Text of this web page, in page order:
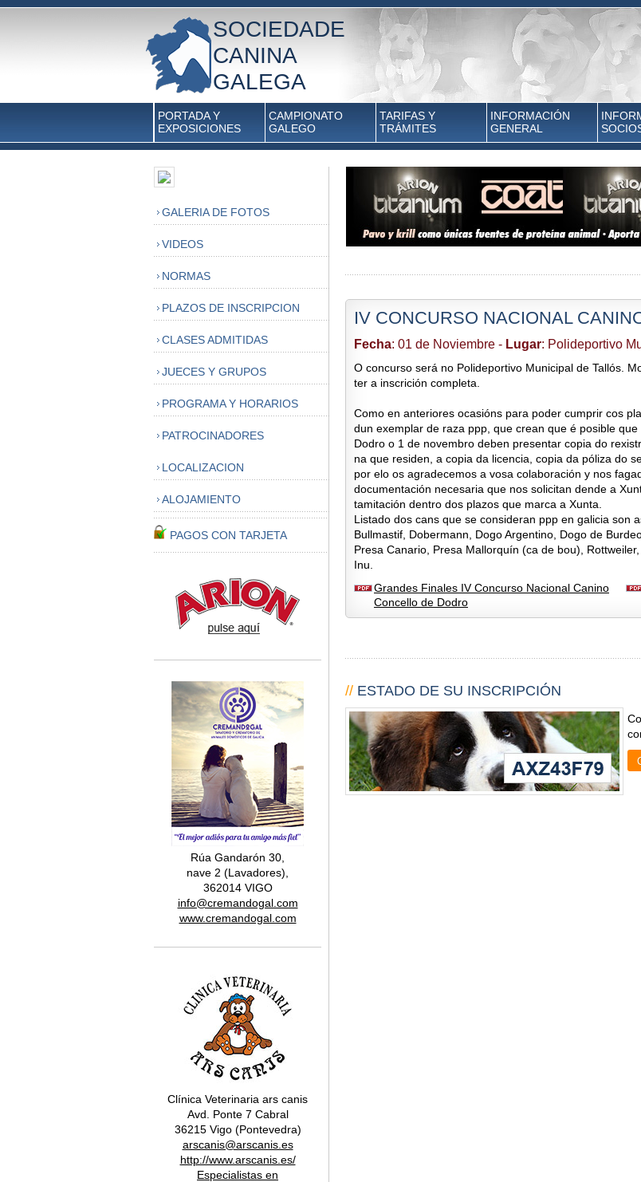
SOCIEDADE
CANINA
GALEGA
PORTADA Y
EXPOSICIONES
CAMPIONATO
GALEGO
TARIFAS Y
TRÁMITES
INFORMACIÓN
GENERAL
GALERIA DE FOTOS
VIDEOS
NORMAS
PLAZOS DE INSCRIPCION
CLASES ADMITIDAS
JUECES Y GRUPOS
PROGRAMA Y HORARIOS
PATROCINADORES
LOCALIZACION
ALOJAMIENTO
PAGOS CON TARJETA
Rúa Gandarón 30,
nave 2 (Lavadores),
362014 VIGO
info@cremandogal.com
www.cremandogal.com
Clínica Veterinaria ars canis
Avd. Ponte 7 Cabral
36215 Vigo (Pontevedra)
arscanis@arscanis.es
http://www.arscanis.es/
Especialistas en
IV CONCURSO NACIONAL
Fecha: 01 de Noviembre - Lugar: Polideportivo
O concurso será no Polideportivo Municipal de Tallós.
ter a inscrición completa.
Como en anteriores ocasións para poder cumprir cos
dun exemplar de raza ppp, que crean que é posible
Dodro o 1 de novembro deben presentar copia do
na que residen, a copia da licencia, copia da póliza do
por elo os agradecemos a vosa colaboración y nos
documentación necesaria que nos solicitan dende a
tamitación dentro dos plazos que marca a Xunta.
Listado dos cans que se consideran ppp en galicia son
Bullmastif, Dobermann, Dogo Argentino, Dogo de
Presa Canario, Presa Mallorquín (ca de bou),
Inu.
Grandes Finales IV Concurso Nacional Canino
Concello de Dodro
// ESTADO DE SU INSCRIPCIÓN